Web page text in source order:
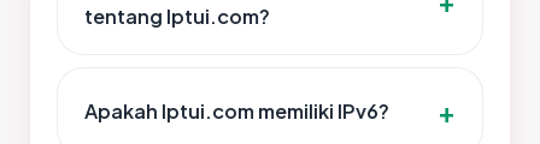
tentang lptui.com?
Apakah lptui.com memiliki IPv6?